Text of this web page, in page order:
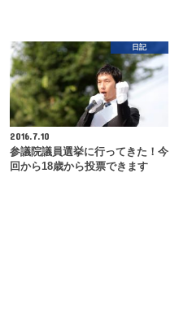
日記
2016.7.10
参議院議員選挙に行ってきた！今
回から18歳から投票できます